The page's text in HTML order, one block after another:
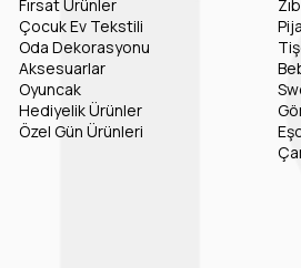
Fırsat Ürünler
Çocuk Ev Tekstili
Oda Dekorasyonu
Aksesuarlar
Oyuncak
Hediyelik Ürünler
Özel Gün Ürünleri